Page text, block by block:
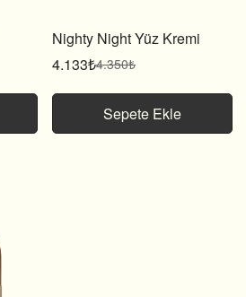
Nighty Night Yüz Kremi
Satış
fiyatı
4.133₺
Normal
fiyat
4.350₺
Sepete Ekle